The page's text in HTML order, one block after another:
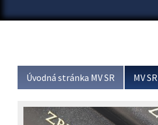
Úvodná stránka MV SR MV SR